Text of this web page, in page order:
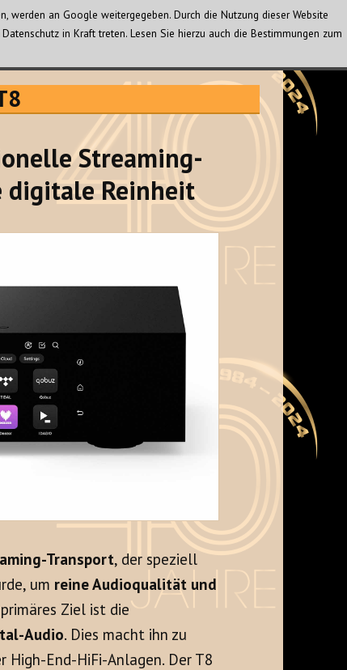
Streaming-
Reinheit
Transport, der speziell
um reine Audioqualität und
Ziel ist die
Audio. Dies macht ihn zu
End-HiFi-Anlagen. Der T8
an Google weitergegeben. Durch die Nutzung dieser Website
in Kraft treten. Lesen Sie hierzu auch die Bestimmungen zum